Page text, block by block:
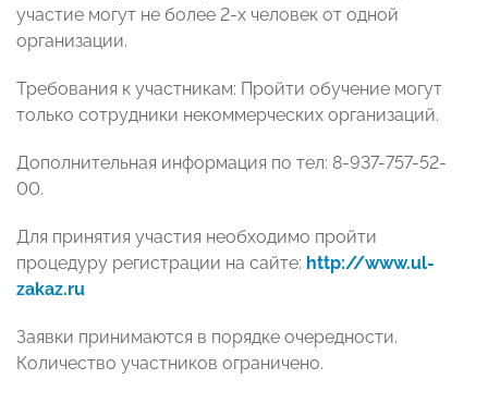
участие могут не более 2-х человек от одной
организации.
Требования к участникам: Пройти обучение могут
только сотрудники некоммерческих организаций.
Дополнительная информация по тел: 8-937-757-52-
00.
Для принятия участия необходимо пройти
процедуру регистрации на сайте: http://www.ul-
zakaz.ru
Заявки принимаются в порядке очередности.
Количество участников ограничено.